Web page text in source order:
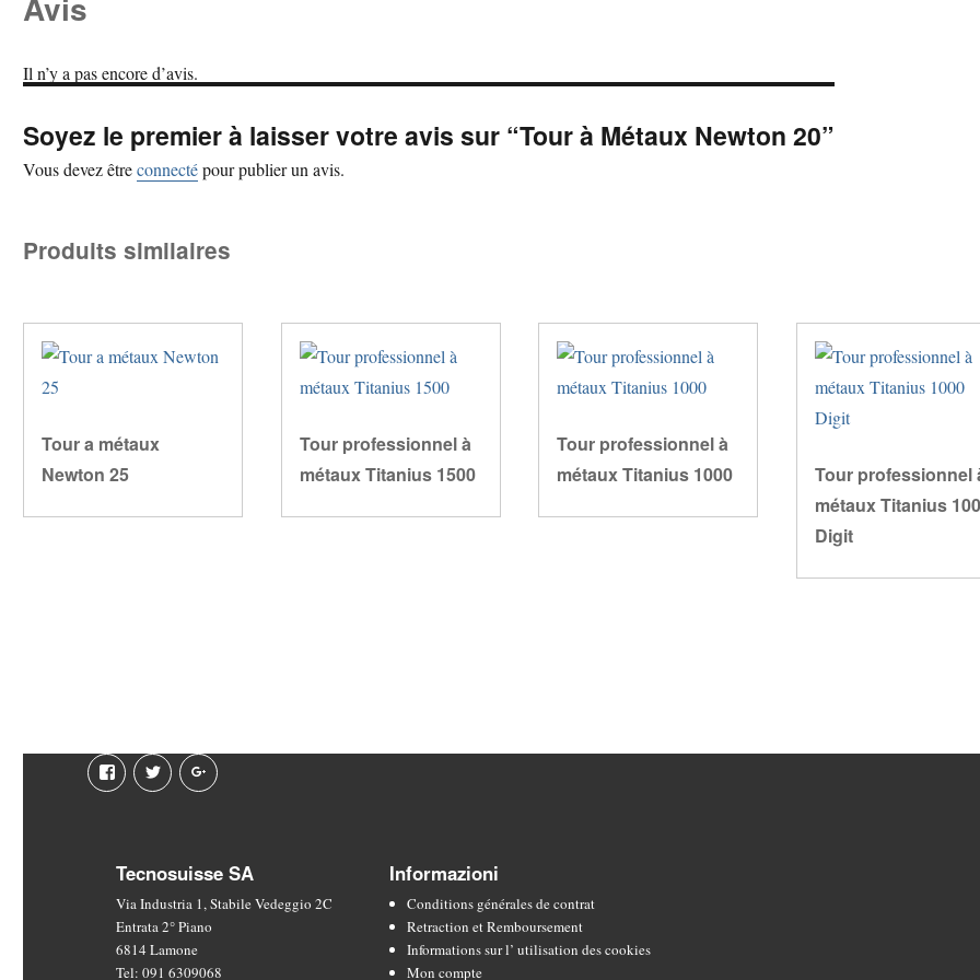
Il n’y a pas encore d’avis.
Soyez le premier à laisser votre avis sur “Tour à Métaux Newton 20”
Vous devez êtreconnectépour publier un avis.
Produits similaires
Tour a métaux
Newton 25
Tour professionnel à
métaux Titanius 1500
Tour professionnel à
métaux Titanius 1000
Tour professionnel
métaux Titanius
Digit
FacebookTwitterGoogle
Tecnosuisse SA
Via Industria 1, Stabile Vedeggio 2C
Entrata 2° Piano
6814 Lamone
Tel:091 6309068
Informazioni
Conditions générales de contrat
Retraction et Remboursement
Informations sur l’ utilisation des cookies
Mon compte